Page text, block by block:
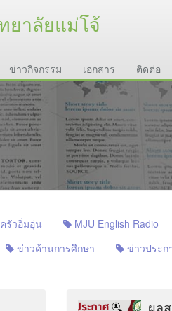
ยาลัยแม่โจ้
ข่าวกิจกรรม เอกสาร ติดต่อ
ครัวอิ่มอุ่น MJU English Radio
ข่าวด้านการศึกษา ข่าวประก
ผล